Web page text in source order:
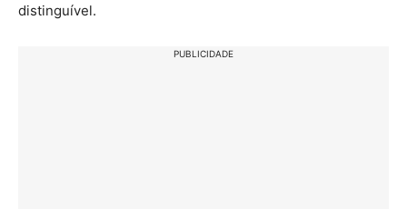
distinguível.
PUBLICIDADE